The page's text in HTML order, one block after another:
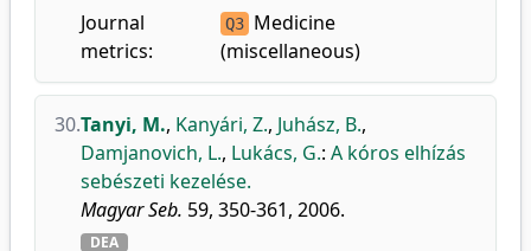
Journal
metrics:
Q3 Medicine
(miscellaneous)
30.Tanyi, M., Kanyári, Z., Juhász, B.,
Damjanovich, L., Lukács, G.: A kóros elhízás
sebészeti kezelése.
Magyar Seb. 59, 350-361, 2006.
DEA